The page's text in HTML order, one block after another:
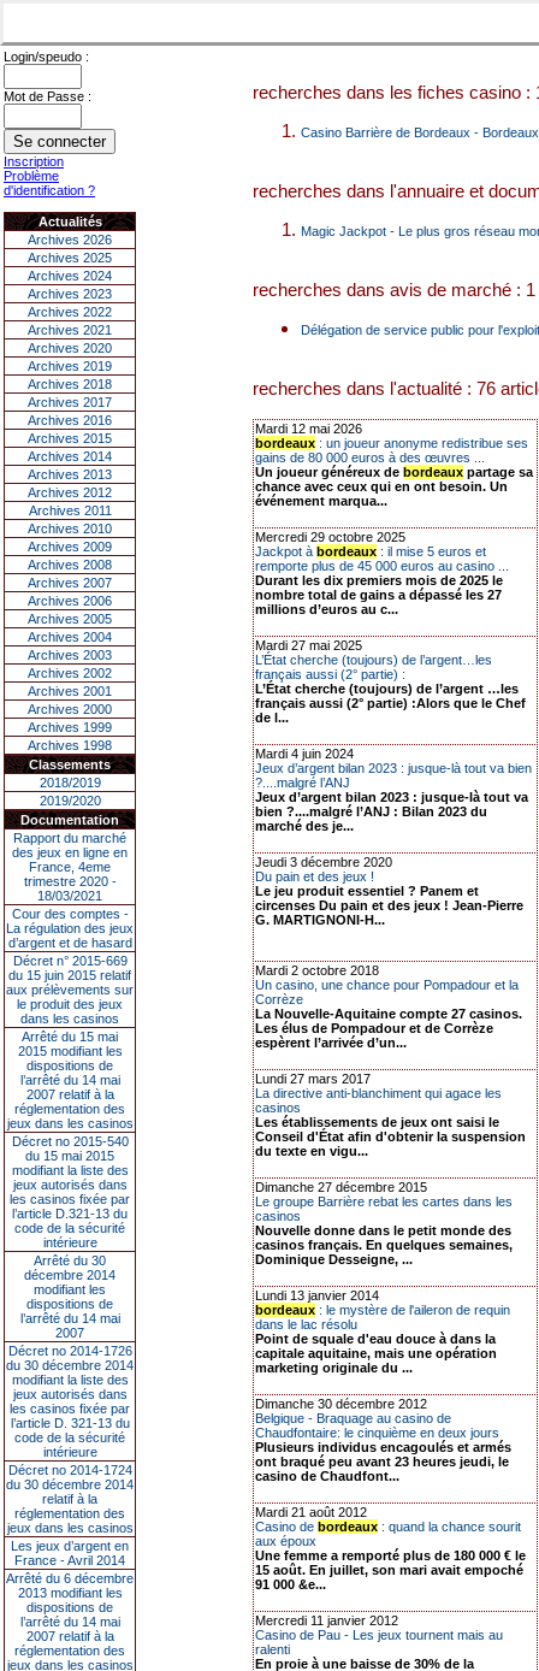
Login/speudo :
Mot de Passe :
Inscription
Problème
d'identification ?
Actualités
Archives 2026
Archives 2025
Archives 2024
Archives 2023
Archives 2022
Archives 2021
Archives 2020
Archives 2019
Archives 2018
Archives 2017
Archives 2016
Archives 2015
Archives 2014
Archives 2013
Archives 2012
Archives 2011
Archives 2010
Archives 2009
Archives 2008
Archives 2007
Archives 2006
Archives 2005
Archives 2004
Archives 2003
Archives 2002
Archives 2001
Archives 2000
Archives 1999
Archives 1998
Classements
2018/2019
2019/2020
Documentation
Rapport du marché
des jeux en ligne en
France, 4eme
trimestre 2020 -
18/03/2021
Cour des comptes -
La régulation des jeux
d’argent et de hasard
Décret n° 2015-669
du 15 juin 2015 relatif
aux prélèvements sur
le produit des jeux
dans les casinos
Arrêté du 15 mai
2015 modifiant les
dispositions de
l’arrêté du 14 mai
2007 relatif à la
réglementation des
jeux dans les casinos
Décret no 2015-540
du 15 mai 2015
modifiant la liste des
jeux autorisés dans
les casinos fixée par
l’article D.321-13 du
code de la sécurité
intérieure
Arrêté du 30
décembre 2014
modifiant les
dispositions de
l’arrêté du 14 mai
2007
Décret no 2014-1726
du 30 décembre 2014
modifiant la liste des
jeux autorisés dans
les casinos fixée par
l’article D. 321-13 du
code de la sécurité
intérieure
Décret no 2014-1724
du 30 décembre 2014
relatif à la
réglementation des
jeux dans les casinos
Les jeux d’argent en
France - Avril 2014
Arrêté du 6 décembre
2013 modifiant les
dispositions de
l’arrêté du 14 mai
2007 relatif à la
réglementation des
jeux dans les casinos
recherches dans les fiches casino :
Casino Barrière de Bordeaux - Bordeaux
recherches dans l'annuaire et
Magic Jackpot - Le plus gros réseau
recherches dans avis de marché :
Délégation de service public pour
recherches dans l'actualité : 76
Mardi 12 mai 2026
bordeaux : un joueur anonyme redistribue ses
gains de 80 000 euros à des œuvres ...
Un joueur généreux de bordeaux partage sa
chance avec ceux qui en ont besoin. Un
événement marqua...
Mercredi 29 octobre 2025
Jackpot à bordeaux : il mise 5 euros et
remporte plus de 45 000 euros au casino ...
Durant les dix premiers mois de 2025 le
nombre total de gains a dépassé les 27
millions d’euros au c...
Mardi 27 mai 2025
L’État cherche (toujours) de l’argent…les
français aussi (2° partie) :
L’État cherche (toujours) de l’argent …les
français aussi (2° partie) :Alors que le Chef
de l...
Mardi 4 juin 2024
Jeux d’argent bilan 2023 : jusque-là tout va bien
?....malgré l’ANJ
Jeux d’argent bilan 2023 : jusque-là tout va
bien ?....malgré l’ANJ : Bilan 2023 du
marché des je...
Jeudi 3 décembre 2020
Du pain et des jeux !
Le jeu produit essentiel ? Panem et
circenses Du pain et des jeux ! Jean-Pierre
G. MARTIGNONI-H...
Mardi 2 octobre 2018
Un casino, une chance pour Pompadour et la
Corrèze
La Nouvelle-Aquitaine compte 27 casinos.
Les élus de Pompadour et de Corrèze
espèrent l’arrivée d’un...
Lundi 27 mars 2017
La directive anti-blanchiment qui agace les
casinos
Les établissements de jeux ont saisi le
Conseil d'État afin d'obtenir la suspension
du texte en vigu...
Dimanche 27 décembre 2015
Le groupe Barrière rebat les cartes dans les
casinos
Nouvelle donne dans le petit monde des
casinos français. En quelques semaines,
Dominique Desseigne, ...
Lundi 13 janvier 2014
bordeaux : le mystère de l'aileron de requin
dans le lac résolu
Point de squale d'eau douce à dans la
capitale aquitaine, mais une opération
marketing originale du ...
Dimanche 30 décembre 2012
Belgique - Braquage au casino de
Chaudfontaire: le cinquième en deux jours
Plusieurs individus encagoulés et armés
ont braqué peu avant 23 heures jeudi, le
casino de Chaudfont...
Mardi 21 août 2012
Casino de bordeaux : quand la chance sourit
aux époux
Une femme a remporté plus de 180 000 € le
15 août. En juillet, son mari avait empoché
91 000 &e...
Mercredi 11 janvier 2012
Casino de Pau - Les jeux tournent mais au
ralenti
En proie à une baisse de 30% de la